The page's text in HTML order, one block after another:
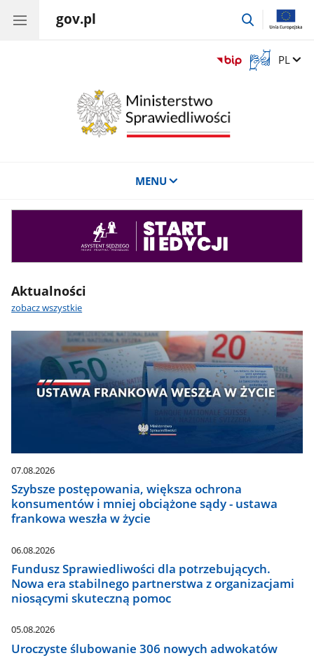
gov.pl
przejdź
Otwórz
okno
Zmień
PL
MENU
Aktualności
zobacz wszystkie
07.08.2026
Szybsze postępowania, większa ochrona
konsumentów i mniej obciążone sądy - ustawa
frankowa weszła w życie
06.08.2026
Fundusz Sprawiedliwości dla potrzebujących.
Nowa era stabilnego partnerstwa z organizacjami
niosącymi skuteczną pomoc
05.08.2026
Uroczyste ślubowanie 306 nowych adwokatów